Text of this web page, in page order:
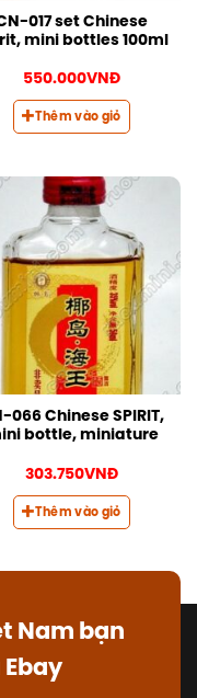
017 set Chinese
mini bottles 100ml
550.000VNĐ
Thêm vào giỏ
066 Chinese SPIRIT,
bottle, miniature
303.750VNĐ
Thêm vào giỏ
Nam bạn